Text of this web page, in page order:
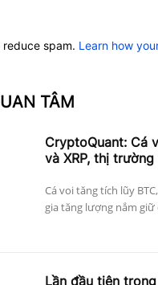
spam. Learn how
TÂM
CryptoQuant: Cá
và XRP, thị
Cá voi tăng tích lũy
gia tăng lượng nắm giữ
Lần đầu tiên